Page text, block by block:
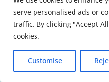
serve personalised ads or
traffic. By clicking "Accept
cookies.
Customise
ΒΟΥΛΉ